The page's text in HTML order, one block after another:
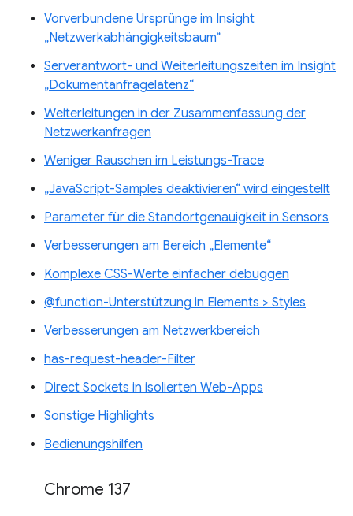
Vorverbundene Ursprünge im Insight
„Netzwerkabhängigkeitsbaum“
Serverantwort- und Weiterleitungszeiten im Insight
„Dokumentanfragelatenz“
Weiterleitungen in der Zusammenfassung der
Netzwerkanfragen
Weniger Rauschen im Leistungs-Trace
„JavaScript-Samples deaktivieren“ wird eingestellt
Parameter für die Standortgenauigkeit in Sensors
Verbesserungen am Bereich „Elemente“
Komplexe CSS-Werte einfacher debuggen
@function-Unterstützung in Elements > Styles
Verbesserungen am Netzwerkbereich
has-request-header-Filter
Direct Sockets in isolierten Web-Apps
Sonstige Highlights
Bedienungshilfen
Chrome 137